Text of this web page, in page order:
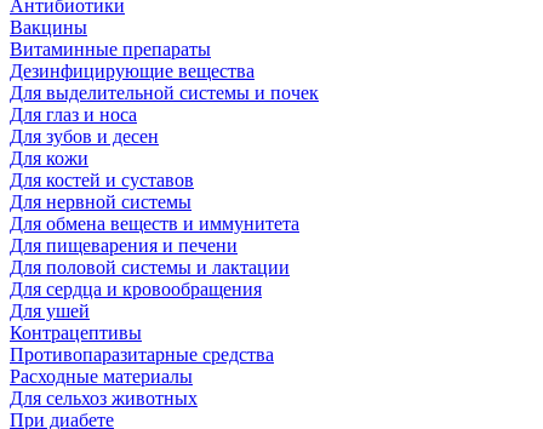
Антибиотики
Вакцины
Витаминные препараты
Дезинфицирующие вещества
Для выделительной системы и почек
Для глаз и носа
Для зубов и десен
Для кожи
Для костей и суставов
Для нервной системы
Для обмена веществ и иммунитета
Для пищеварения и печени
Для половой системы и лактации
Для сердца и кровообращения
Для ушей
Контрацептивы
Противопаразитарные средства
Расходные материалы
Для сельхоз животных
При диабете